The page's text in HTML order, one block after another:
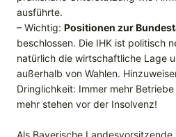
ausführte.
– Wichtig: Positionen zur
beschlossen. Die IHK ist politisch
natürlich die wirtschaftliche Lage
außerhalb von Wahlen.
Dringlichkeit: Immer mehr
mehr stehen vor der Insolvenz!
Als Bayerische Landesvorsitzende